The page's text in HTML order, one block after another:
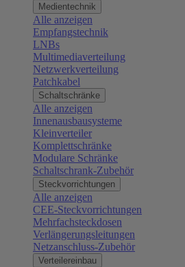
Medientechnik
Alle anzeigen
Empfangstechnik
LNBs
Multimediaverteilung
Netzwerkverteilung
Patchkabel
Schaltschränke
Alle anzeigen
Innenausbausysteme
Kleinverteiler
Komplettschränke
Modulare Schränke
Schaltschrank-Zubehör
Steckvorrichtungen
Alle anzeigen
CEE-Steckvorrichtungen
Mehrfachsteckdosen
Verlängerungsleitungen
Netzanschluss-Zubehör
Verteilereinbau